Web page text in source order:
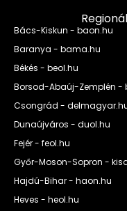
Bács-Kiskun - baon.hu
Baranya - bama.hu
Békés - beol.hu
Borsod-Abaúj-Zemplén -
Csongrád -
Dunaújváros - duol.hu
Fejér - feol.hu
Győr-Moson-Sopron -
Hajdú-Bihar - haon.hu
Heves - heol.hu